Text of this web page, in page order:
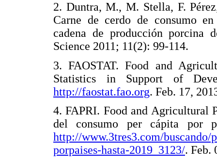
2. Duntra, M., M. Stella, F.
Carne de cerdo de consumo
cadena de producción porcina
Science 2011; 11(2): 99-114.
3. FAOSTAT. Food and
Statistics in Support of
http://faostat.fao.org. Feb. 17,
4. FAPRI. Food and Agricultural
del consumo per cápita por
http://www.3tres3.com/buscando/
porpaises-hasta-2019_3123/. Feb.